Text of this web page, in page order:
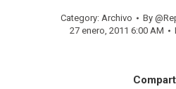
Category: Archivo By
27 enero, 2011 6:00 AM